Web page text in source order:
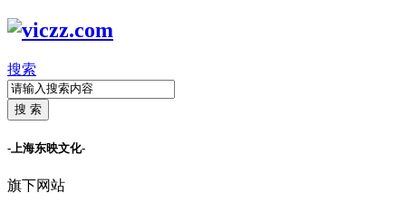
搜索
搜 索
-上海东映文化-
旗下网站